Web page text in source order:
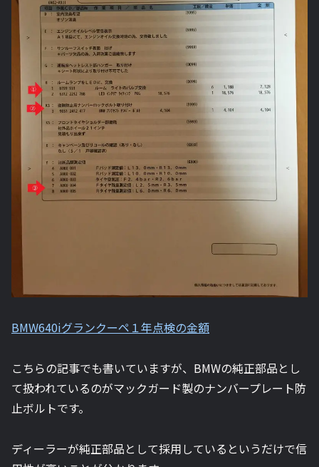
BMW640iグランクーペ１年点検の金額
こちらの記事でも書いていますが、BMWの純正部品とし
て扱われているのがマックガード製のナンバープレート防
止ボルトです。
ディーラーが純正部品として採用しているというだけで信